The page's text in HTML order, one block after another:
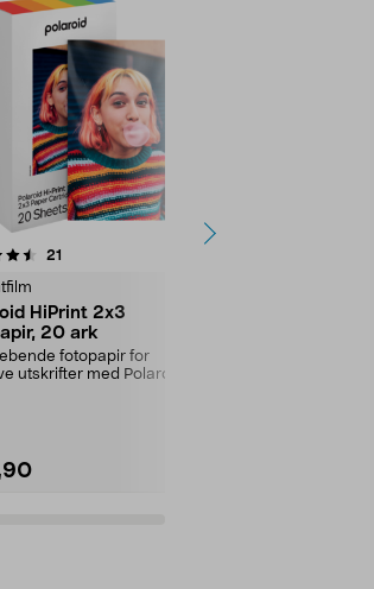
21
HiPrint 2x3
20 ark
fotopapir for
utskrifter med Polaroid
4.5 av 5 stjerner